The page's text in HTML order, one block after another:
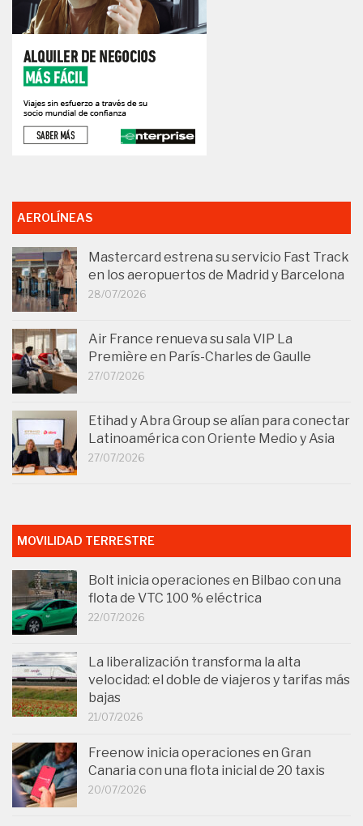
AEROLÍNEAS
Mastercard estrena su servicio Fast Track
en los aeropuertos de Madrid y Barcelona
28/07/2026
Air France renueva su sala VIP La
Première en París-Charles de Gaulle
27/07/2026
Etihad y Abra Group se alían para conectar
Latinoamérica con Oriente Medio y Asia
27/07/2026
MOVILIDAD TERRESTRE
Bolt inicia operaciones en Bilbao con una
flota de VTC 100 % eléctrica
22/07/2026
La liberalización transforma la alta
velocidad: el doble de viajeros y tarifas más
bajas
21/07/2026
Freenow inicia operaciones en Gran
Canaria con una flota inicial de 20 taxis
20/07/2026